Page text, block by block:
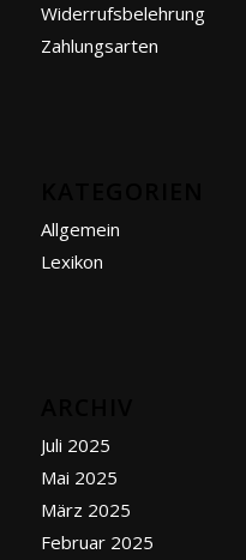
Widerrufsbelehrung
Zahlungsarten
Allgemein
Lexikon
Juli 2025
Mai 2025
März 2025
Februar 2025